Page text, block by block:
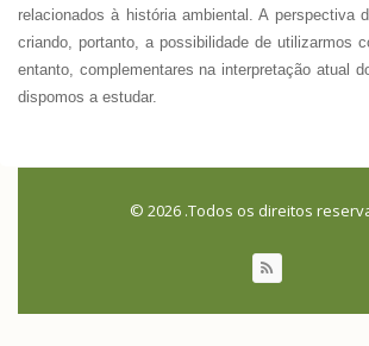
relacionados à história ambiental. A perspectiva
criando, portanto, a possibilidade de utilizarmos
entanto, complementares na interpretação atual
dispomos a estudar.
© 2026 .Todos os direitos